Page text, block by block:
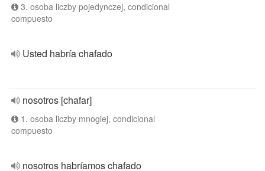
3. osoba liczby pojedynczej, condicional
compuesto
Usted habría chafado
nosotros [chafar]
1. osoba liczby mnogiej, condicional
compuesto
nosotros habríamos chafado